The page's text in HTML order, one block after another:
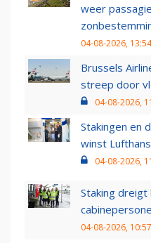
weer
04-08-2026, 13:54
Brussels
streep door
04-08-2026,
Stakingen en
winst
04-08-2026,
Staking dreigt
04-08-2026, 10:57